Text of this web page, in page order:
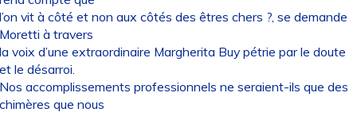
vit à côté et non aux côtés des êtres chers ?, se demande
à travers
voix d’une extraordinaire Margherita Buy pétrie par le doute
le désarroi.
accomplissements professionnels ne seraient-ils que des
que nous